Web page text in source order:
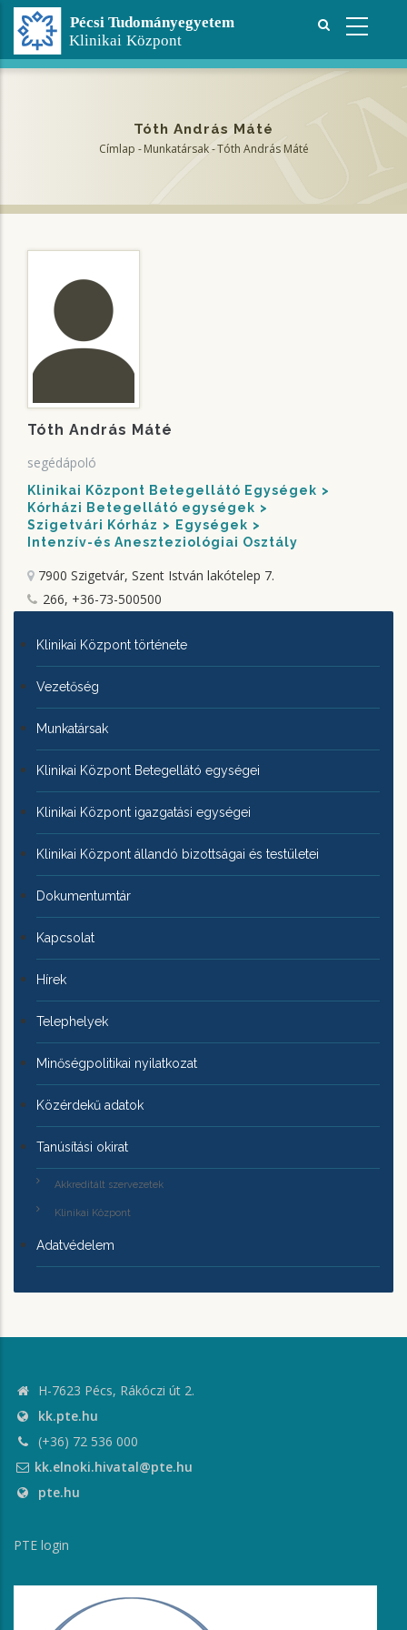
Ugrás
tartalomra
Tóth András Máté
Címlap - Munkatársak -Tóth András Máté
Tóth András Máté
segédápoló
Klinikai Központ Betegellátó Egységek
Kórházi Betegellátó egységek
Szigetvári Kórház
Egységek
Intenzív-és Aneszteziológiai Osztály
7900 Szigetvár, Szent István lakótelep 7.
266, +36-73-500500
KLINIKAI
KÖZPONTRÓL
Klinikai Központ története
Vezetőség
Munkatársak
Klinikai Központ Betegellátó egységei
Klinikai Központ igazgatási egységei
Klinikai Központ állandó bizottságai és testületei
Dokumentumtár
Kapcsolat
Hírek
Telephelyek
Minőségpolitikai nyilatkozat
Közérdekű adatok
Tanúsítási okirat
Akkreditált szervezetek
Klinikai Központ
Adatvédelem
H-7623 Pécs, Rákóczi út 2.
kk.pte.hu
(+36) 72 536 000
kk.elnoki.hivatal@pte.hu
pte.hu
PTE login